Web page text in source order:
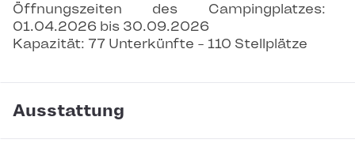
Öffnungszeiten des Campingplatzes:
01.04.2026 bis 30.09.2026
Kapazität: 77 Unterkünfte - 110 Stellplätze
Ausstattung